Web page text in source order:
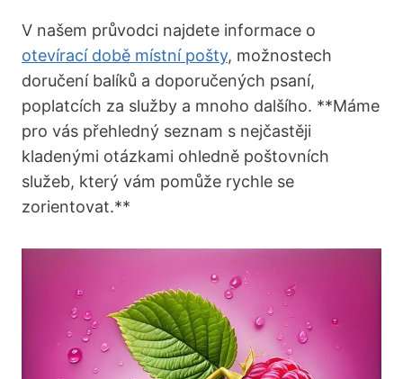
V našem​ průvodci najdete informace o‌
otevírací době místní pošty, možnostech‍
doručení balíků a doporučených psaní,
poplatcích za služby⁣ a mnoho dalšího. **Máme
pro vás přehledný seznam s nejčastěji
kladenými​ otázkami ‍ohledně poštovních
služeb, který vám ⁤pomůže⁣ rychle se
zorientovat.**